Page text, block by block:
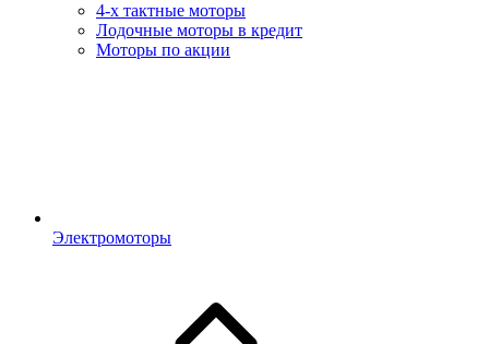
4-х тактные моторы
Лодочные моторы в кредит
Моторы по акции
Электромоторы